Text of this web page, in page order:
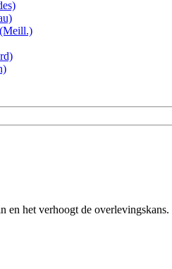
en het verhoogt de